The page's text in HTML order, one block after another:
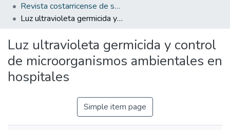
Statistics
Revista costarricense de salud Pública
Luz ultravioleta germicida y control de microorganismos ambientales en hospitales
Luz ultravioleta germicida y control
de microorganismos ambientales en
hospitales
Simple item page